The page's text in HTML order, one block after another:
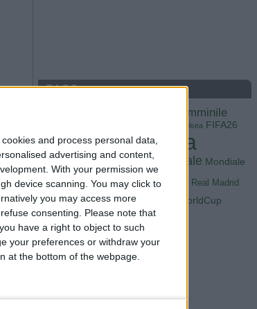
and process personal data,
advertising and content,
With your permission we
device scanning. You may click to
you may access more
consenting.
Please note that
have a right to object to such
your preferences or withdraw your
at the bottom of the webpage.
TAGS
calcio femminile
Chelsea FIFA26
Fiorentina Goals InterItalia
Juventus Lazio Milan Mondiale Mondiale
2026 Napoli Nazionale Real Madrid
Roma Sampdoria Serie A
WorldCup
WorldCup2026